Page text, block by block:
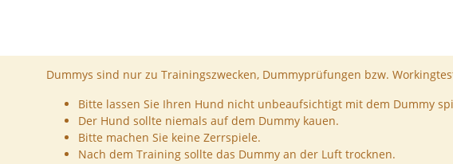
Dummys sind nur zu Trainingszwecken, Dummyprüfungen bzw.
Bitte lassen Sie Ihren Hund nicht unbeaufsichtigt mit dem Dummy
Der Hund sollte niemals auf dem Dummy kauen.
Bitte machen Sie keine Zerrspiele.
Nach dem Training sollte das Dummy an der Luft trocknen.